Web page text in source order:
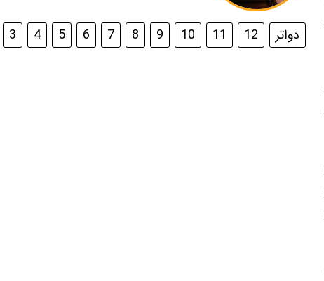
دواتر 3 4 5 6 7 8 9 10 11 12